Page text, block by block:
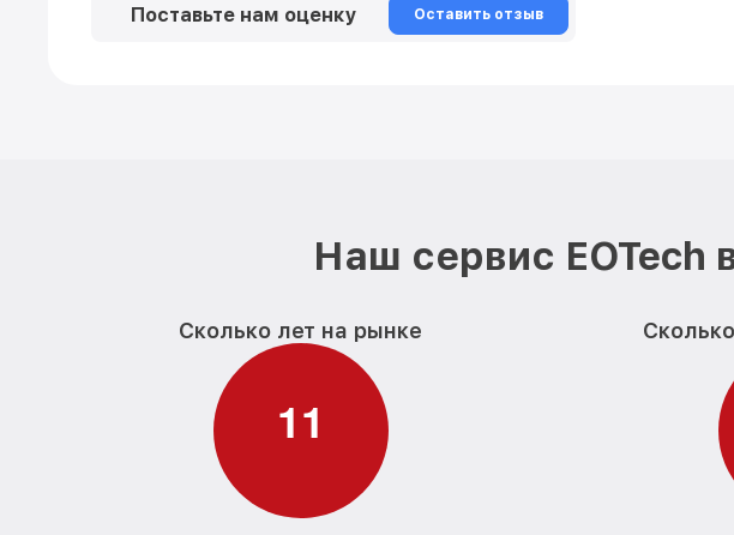
Поставьте нам оценку Оставить отзыв
Наш сервис
Сколько лет на рынке
11